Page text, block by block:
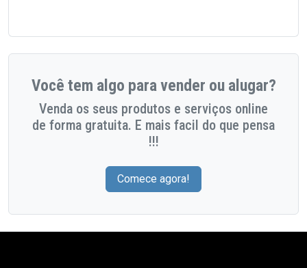
Você tem algo para vender ou alugar?
Venda os seus produtos e serviços online
de forma gratuita. E mais facil do que pensa
!!!
Comece agora!